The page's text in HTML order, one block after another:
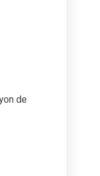
de